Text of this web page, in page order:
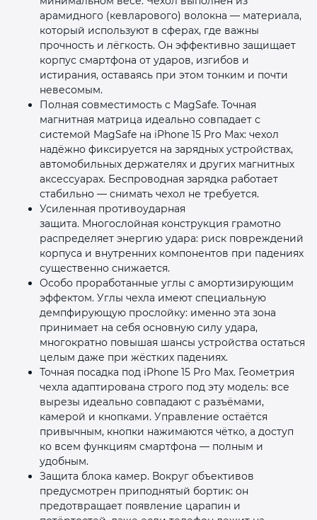
арамидного (кевларового) волокна — материала,
который используют в сферах, где важны
прочность и лёгкость. Он эффективно защищает
корпус смартфона от ударов, изгибов и
истирания, оставаясь при этом тонким и почти
невесомым.
Полная совместимость с MagSafe. Точная
магнитная матрица идеально совпадает с
системой MagSafe на iPhone 15 Pro Max: чехол
надёжно фиксируется на зарядных устройствах,
автомобильных держателях и других магнитных
аксессуарах. Беспроводная зарядка работает
стабильно — снимать чехол не требуется.
Усиленная противоударная
защита. Многослойная конструкция грамотно
распределяет энергию удара: риск повреждений
корпуса и внутренних компонентов при падениях
существенно снижается.
Особо проработанные углы с амортизирующим
эффектом. Углы чехла имеют специальную
демпфирующую прослойку: именно эта зона
принимает на себя основную силу удара,
многократно повышая шансы устройства остаться
целым даже при жёстких падениях.
Точная посадка под iPhone 15 Pro Max. Геометрия
чехла адаптирована строго под эту модель: все
вырезы идеально совпадают с разъёмами,
камерой и кнопками. Управление остаётся
привычным, кнопки нажимаются чётко, а доступ
ко всем функциям смартфона — полным и
удобным.
Защита блока камер. Вокруг объективов
предусмотрен приподнятый бортик: он
предотвращает появление царапин и